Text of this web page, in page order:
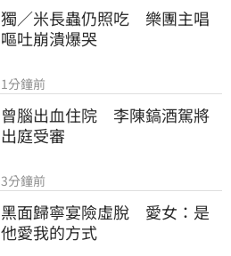
獨／米長蟲仍照吃　樂團主唱
嘔吐崩潰爆哭
1分鐘前
曾腦出血住院　李陳鎬酒駕將
出庭受審
3分鐘前
黑面歸寧宴險虛脫　愛女：是
他愛我的方式